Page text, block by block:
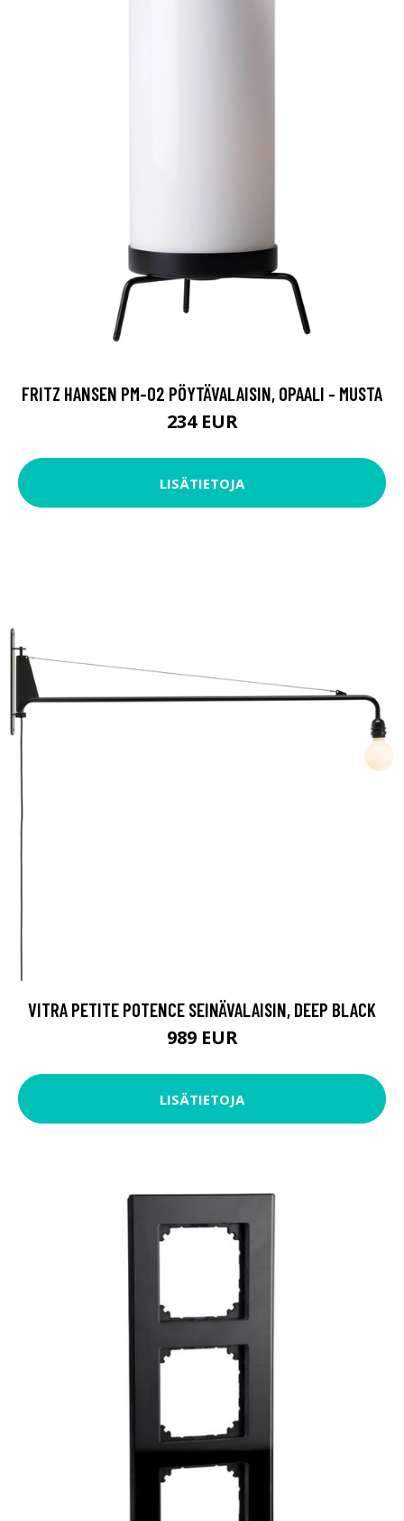
FRITZ HANSEN PM-02 PÖYTÄVALAISIN, OPAALI - MUSTA
234 EUR
LISÄTIETOJA
VITRA PETITE POTENCE SEINÄVALAISIN, DEEP BLACK
989 EUR
LISÄTIETOJA